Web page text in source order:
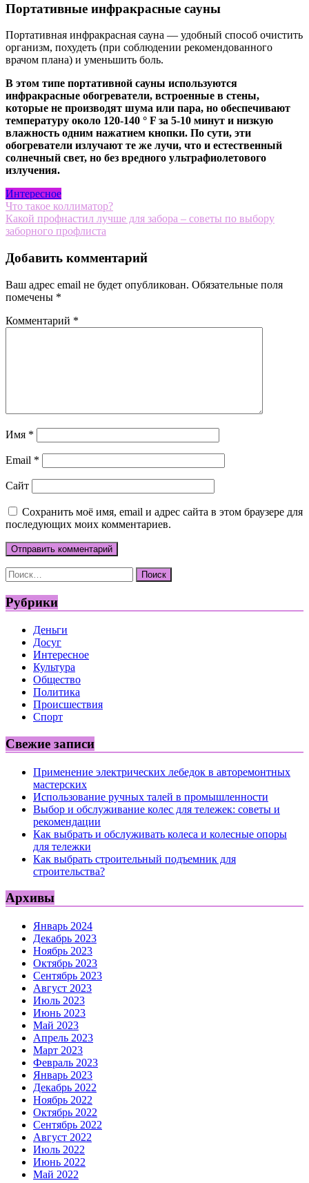
Портативные инфракрасные сауны
Портативная инфракрасная сауна — удобный способ очистить
организм, похудеть (при соблюдении рекомендованного
врачом плана) и уменьшить боль.
В этом типе портативной сауны используются
инфракрасные обогреватели, встроенные в стены,
которые не производят шума или пара, но обеспечивают
температуру около 120-140 ° F за 5-10 минут и низкую
влажность одним нажатием кнопки. По сути, эти
обогреватели излучают те же лучи, что и естественный
солнечный свет, но без вредного ультрафиолетового
излучения.
Интересное
Навигация
по
Что такое коллиматор?
Какой профнастил лучше для забора – советы по выбору
заборного профлиста
Добавить комментарий
Ваш адрес email не будет опубликован. Обязательные поля
помечены *
Комментарий *
Имя *
Email *
Сайт
Сохранить моё имя, email и адрес сайта в этом браузере для
последующих моих комментариев.
Найти:
Рубрики
Деньги
Досуг
Интересное
Культура
Общество
Политика
Происшествия
Спорт
Свежие записи
Применение электрических лебедок в авторемонтных
мастерских
Использование ручных талей в промышленности
Выбор и обслуживание колес для тележек: советы и
рекомендации
Как выбрать и обслуживать колеса и колесные опоры
для тележки
Как выбрать строительный подъемник для
строительства?
Архивы
Январь 2024
Декабрь 2023
Ноябрь 2023
Октябрь 2023
Сентябрь 2023
Август 2023
Июль 2023
Июнь 2023
Май 2023
Апрель 2023
Март 2023
Февраль 2023
Январь 2023
Декабрь 2022
Ноябрь 2022
Октябрь 2022
Сентябрь 2022
Август 2022
Июль 2022
Июнь 2022
Май 2022